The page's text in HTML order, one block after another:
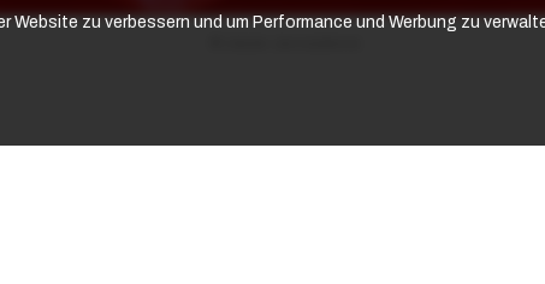
Website zu verbessern und um Performance und Werbung zu